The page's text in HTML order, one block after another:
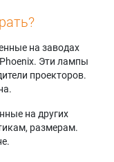
на заводах
Эти лампы
проекторов.
на других
размерам.